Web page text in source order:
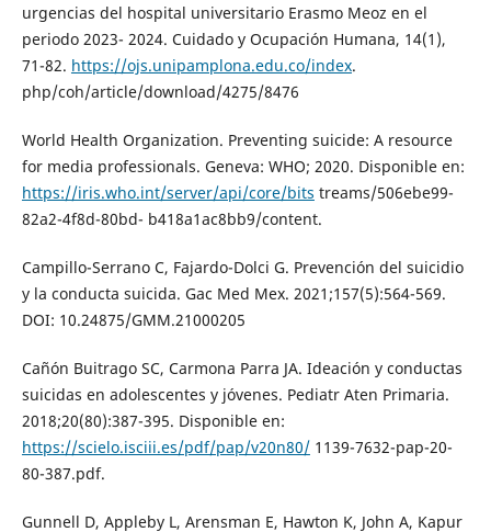
urgencias del hospital universitario Erasmo Meoz en el
periodo 2023- 2024. Cuidado y Ocupación Humana, 14(1),
71-82. https://ojs.unipamplona.edu.co/index.
php/coh/article/download/4275/8476
World Health Organization. Preventing suicide: A resource
for media professionals. Geneva: WHO; 2020. Disponible en:
https://iris.who.int/server/api/core/bits treams/506ebe99-
82a2-4f8d-80bd- b418a1ac8bb9/content.
Campillo-Serrano C, Fajardo-Dolci G. Prevención del suicidio
y la conducta suicida. Gac Med Mex. 2021;157(5):564-569.
DOI: 10.24875/GMM.21000205
Cañón Buitrago SC, Carmona Parra JA. Ideación y conductas
suicidas en adolescentes y jóvenes. Pediatr Aten Primaria.
2018;20(80):387-395. Disponible en:
https://scielo.isciii.es/pdf/pap/v20n80/1139-7632-pap-20-
80-387.pdf.
Gunnell D, Appleby L, Arensman E, Hawton K, John A, Kapur